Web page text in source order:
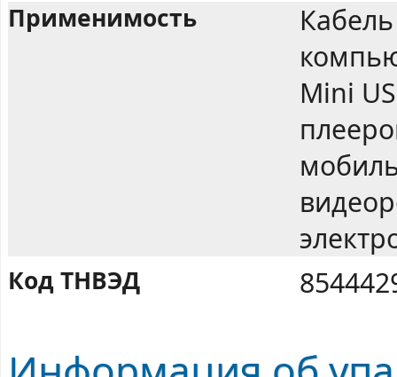
Применимость
Mini
Код ТНВЭД